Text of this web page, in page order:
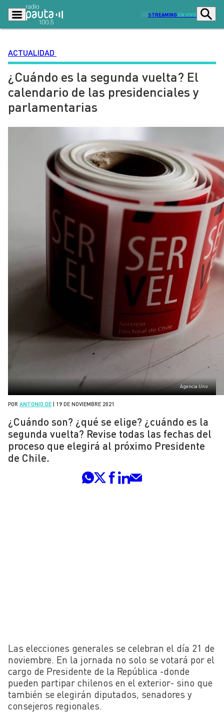
STREAMING EN VIVO
Podcasts Programas
Lo Último Actualidad
Ciudad
Tendencias Deportes
Entretención y Cultura Opinión
Dato en Pauta Señal 2
Contenido Patrocinado
ACTUALIDAD
¿Cuándo es la segunda vuelta? El
calendario de las presidenciales y
parlamentarias
Agencia Uno
POR ANTONIO DE 19 DE NOVIEMBRE 2021
¿Cuándo son? ¿qué se elige? ¿cuándo es la
segunda vuelta? Revise todas las fechas del
proceso que elegirá al próximo Presidente
de Chile.
Las elecciones generales se celebran el día 21 de
noviembre. En la jornada no solo se votará por el
cargo de Presidente de la República -donde
pueden partipar chilenos en el exterior- sino que
también se elegirán diputados, senadores y
consejeros regionales.